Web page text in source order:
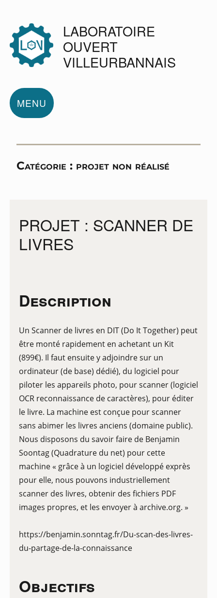
LABORATOIRE
OUVERT
VILLEURBANNAIS
MENU
Catégorie : projet non réalisé
PROJET : SCANNER DE
LIVRES
Description
Un Scanner de livres en DIT (Do It Together) peut
être monté rapidement en achetant un Kit
(899€). Il faut ensuite y adjoindre sur un
ordinateur (de base) dédié), du logiciel pour
piloter les appareils photo, pour scanner (logiciel
OCR reconnaissance de caractères), pour éditer
le livre. La machine est conçue pour scanner
sans abimer les livres anciens (domaine public).
Nous disposons du savoir faire de Benjamin
Soontag (Quadrature du net) pour cette
machine « grâce à un logiciel développé exprès
pour elle, nous pouvons industriellement
scanner des livres, obtenir des fichiers PDF
images propres, et les envoyer à archive.org. »
https://benjamin.sonntag.fr/Du-scan-des-livres-
du-partage-de-la-connaissance
Objectifs